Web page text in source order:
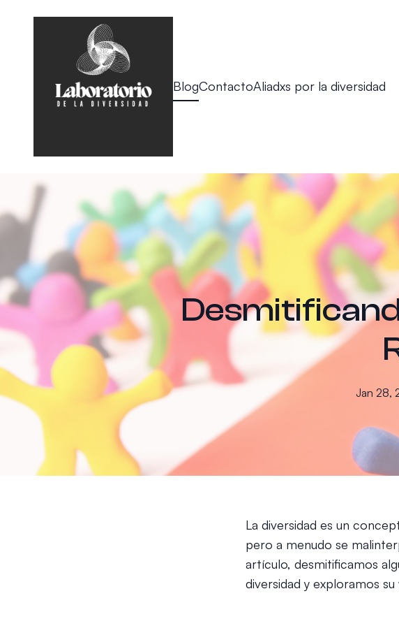
BlogContactoAliadxs por la diversidad
Jan 28,
La diversidad es un
pero a menudo se
artículo, desmitificamos
diversidad y exploramos